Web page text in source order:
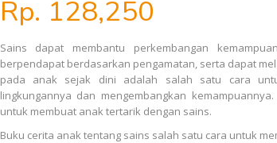
Rp. 128,250
Sains dapat membantu perkembangan
berpendapat berdasarkan pengamatan, serta dapat
pada anak sejak dini adalah salah satu cara
lingkungannya dan mengembangkan
untuk membuat anak tertarik dengan sains.
Buku cerita anak tentang sains salah satu cara untuk